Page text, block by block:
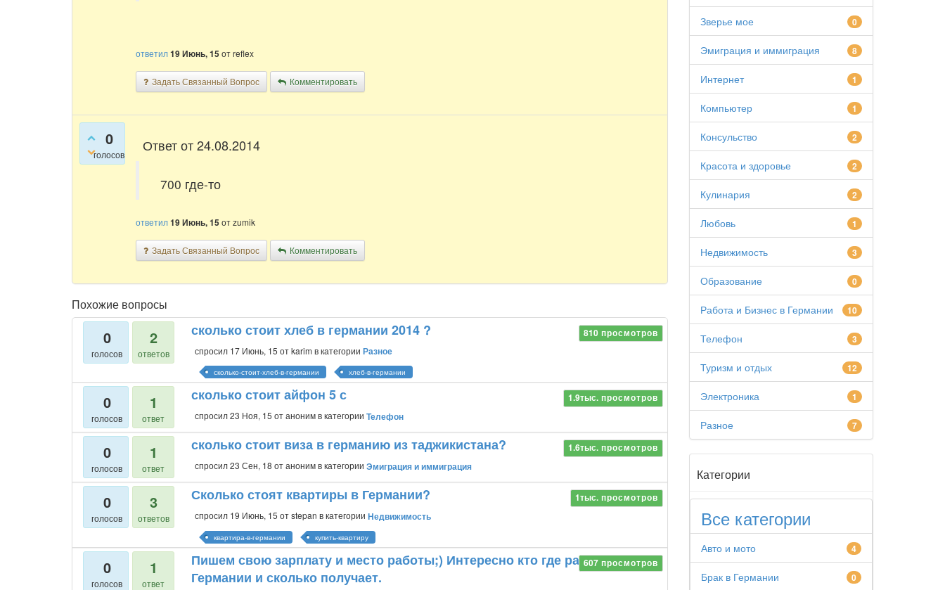
ответил19 Июнь, 15отreflex
Задать Связанный Вопрос Комментировать
0
голосов
Ответ от 24.08.2014
700 где-то
ответил19 Июнь, 15отzumik
Задать Связанный Вопрос Комментировать
Похожие вопросы
0
голосов
2
ответов
810 просмотров
сколько стоит хлеб в германии 2014 ?
спросил 17 Июнь, 15 отkarim в категорииРазное
сколько-стоит-хлеб-в-германии хлеб-в-германии
0
голосов
1
ответ
1.9тыс. просмотров
сколько стоит айфон 5 с
спросил23 Ноя, 15 отанонимв категорииТелефон
0
голосов
1
ответ
1.6тыс. просмотров
сколько стоит виза в германию из таджикистана?
спросил23 Сен, 18 отанонимв категорииЭмиграция и иммиграция
0
голосов
3
ответов
1тыс. просмотров
Сколько стоят квартиры в Германии?
спросил 19 Июнь, 15 отstepan в категорииНедвижимость
квартира-в-германии купить-квартиру
0
голосов
1
ответ
607 просмотров
Пишем свою зарплату и место работы;) Интересно кто где работает в
Германии и сколько получает.
Зверье мое 0
Эмиграция и иммиграция 8
Интернет 1
Компьютер 1
Консульство 2
Красота и здоровье 2
Кулинария 2
Любовь 1
Недвижимость 3
Образование 0
Работа и Бизнес в Германии 10
Телефон 3
Туризм и отдых 12
Электроника 1
Разное 7
Категории
Все категории
Авто и мото 4
Брак в Германии 0